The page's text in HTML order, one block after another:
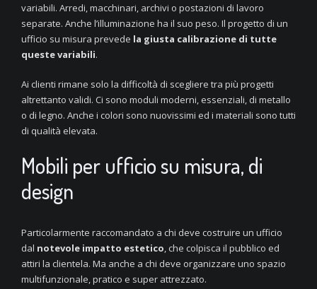
variabili. Arredi, macchinari, archivi o postazioni di lavoro
separate. Anche l’illuminazione ha il suo peso. Il progetto di un
ufficio su misura prevede la giusta calibrazione di tutte
queste variabili.
Ai clienti rimane solo la difficoltà di scegliere tra più progetti
altrettanto validi. Ci sono moduli moderni, essenziali, di metallo
o di legno. Anche i colori sono nuovissimi ed i materiali sono tutti
di qualità elevata.
Mobili per ufficio su misura, di
design
Particolarmente raccomandato a chi deve costruire un ufficio
dal notevole impatto estetico, che colpisca il pubblico ed
attiri la clientela. Ma anche a chi deve organizzare uno spazio
multifunzionale, pratico e super attrezzato.